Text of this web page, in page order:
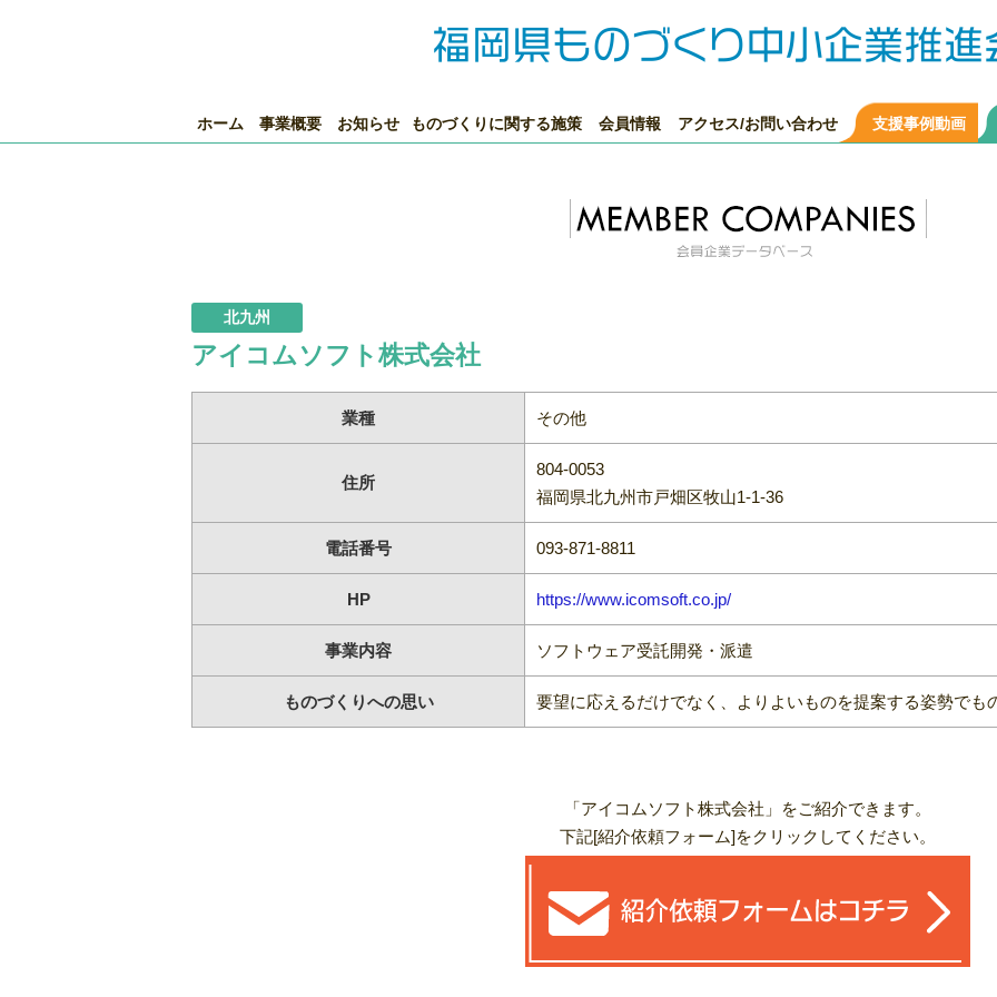
ホーム 事業概要 お知らせ ものづくりに関する施策 会員情報 アクセス/お問い合わせ 支援事例動画
北九州
アイコムソフト株式会社
業種 その他
住所
804-0053
福岡県北九州市戸畑区牧山1-1-36
電話番号 093-871-8811
HP https://www.icomsoft.co.jp/
事業内容 ソフトウェア受託開発・派遣
ものづくりへの思い 要望に応えるだけでなく、よりよいものを提案する姿勢でも
「アイコムソフト株式会社」をご紹介できます。
下記[紹介依頼フォーム]をクリックしてください。